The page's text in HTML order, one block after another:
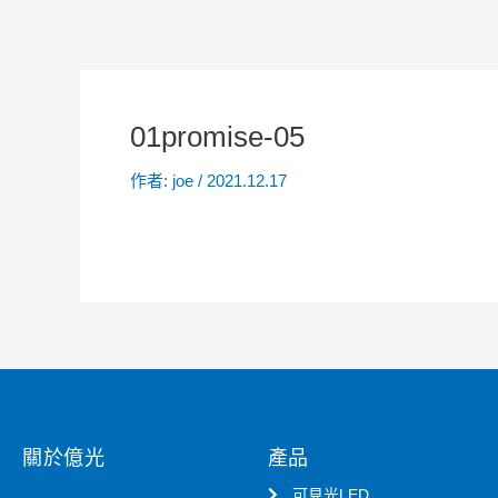
01promise-05
作者: joe / 2021.12.17
關於億光 產品